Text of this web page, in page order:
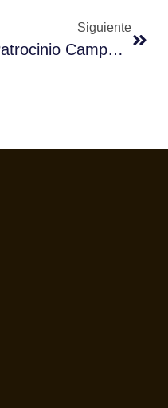
Siguiente
Patrocinio Campeonatos Baristas Fórum Café 2016